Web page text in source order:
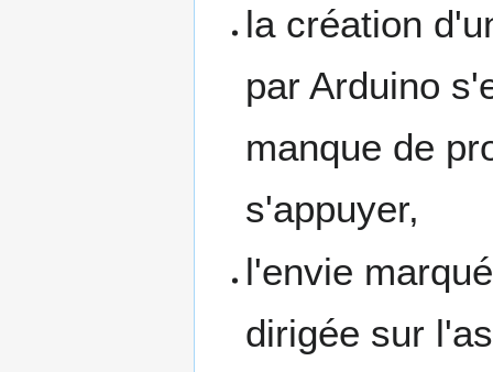
la création
par Arduino
manque de
s'appuyer,
l'envie
dirigée sur